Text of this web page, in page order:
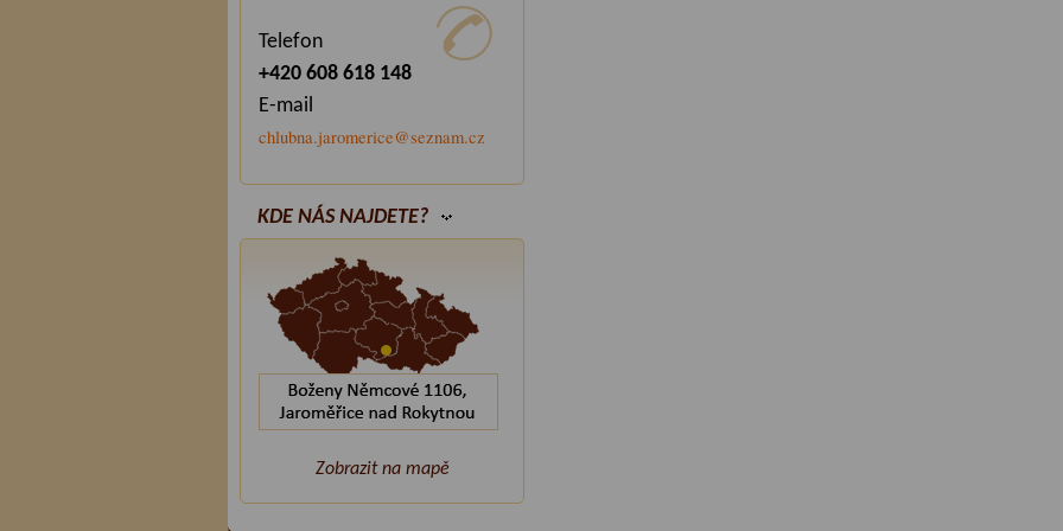
Telefon
+420 608 618 148
E-mail
chlubna.jaromerice@seznam.cz
KDE NÁS NAJDETE?
Zobrazit na mapě